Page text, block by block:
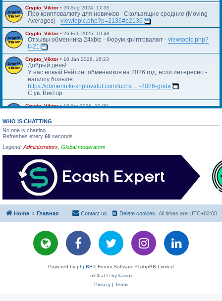
Crypto_Viktor • 20 Aug 2024, 17:35
Про криптовалюту для новичков - Скользящие средние (Moving
Averages) - viewtopic.php?p=2136#p2136
Crypto_Viktor • 26 Feb 2025, 10:48
Отзывы обменника 24xbtc - Форум криптовалют - viewtopic.php?
t=21
Crypto_Viktor • 10 Jan 2026, 16:23
Добрый день!
У нас новый Рейтинг обменников на 2026 год, если интересно -
напишу больше:
https://obmenniki-kriptovalut.com/luchs ... -2026-goda
С ув. Виктор
Crypto_Viktor•10 Apr 2026, 10:00
WHO IS CHATTING
No one is chatting
Refreshes every 60 seconds
Legend: Administrators Global moderators
Home Главная All times are UTC+03:00
Delete cookies
Contact us
Powered by phpBB® Forum Software © phpBB Limited
mChat © by kasimi
Privacy| Terms